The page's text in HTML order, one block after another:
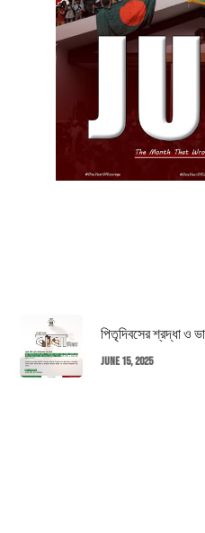
পিতৃদিবসের শ্রদ্ধা ও
June 15, 2025